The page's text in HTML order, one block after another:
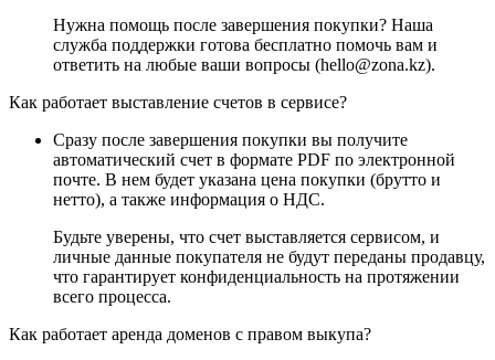
Нужна помощь после завершения покупки? Наша
служба поддержки готова бесплатно помочь вам и
ответить на любые ваши вопросы (hello@zona.kz).
Как работает выставление счетов в сервисе?
Сразу после завершения покупки вы получите
автоматический счет в формате PDF по электронной
почте. В нем будет указана цена покупки (брутто и
нетто), а также информация о НДС.
Будьте уверены, что счет выставляется сервисом, и
личные данные покупателя не будут переданы продавцу,
что гарантирует конфиденциальность на протяжении
всего процесса.
Как работает аренда доменов с правом выкупа?